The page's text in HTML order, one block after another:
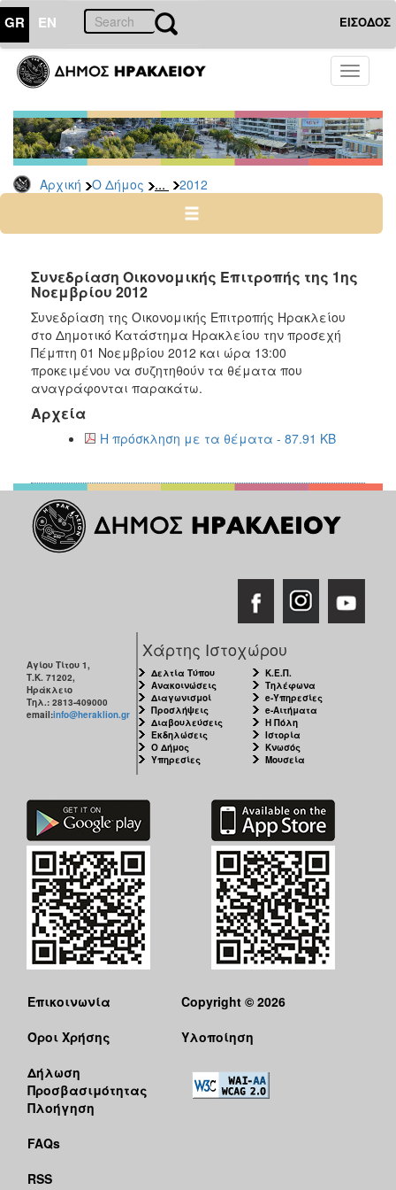
GR EN ΕΙΣΟΔΟΣ
Toggle
Αρχική Ο Δήμος ... 2012
ΔΗΜΟΣ
Δελτία
Τύπου
Αρχείο
2026
2024
2022
2021
2020
2019
2018
2017
2015
2013
2012
ΤΟΠΟΣ
ΑΝΘΕΚΤΙΚΗ
Συνεδρίαση Οικονομικής Επιτροπής της 1ης
Νοεμβρίου 2012
Συνεδρίαση της Οικονομικής Επιτροπής Ηρακλείου
στο Δημοτικό Κατάστημα Ηρακλείου την προσεχή
Πέμπτη 01 Νοεμβρίου 2012 και ώρα 13:00
προκειμένου να συζητηθούν τα θέματα που
αναγράφονται παρακάτω.
Αρχεία
Η πρόσκληση με τα θέματα - 87.91 KB
Αγίου Τίτου 1,
Τ.Κ. 71202,
Ηράκλειο
Τηλ.: 2813-409000
email:info@heraklion.gr
Χάρτης Ιστοχώρου
Δελτία Τύπου
Ανακοινώσεις
Διαγωνισμοί
Προσλήψεις
Διαβουλεύσεις
Εκδηλώσεις
Ο Δήμος
Υπηρεσίες
Κ.Ε.Π.
Τηλέφωνα
e-Υπηρεσίες
e-Αιτήματα
Η Πόλη
Ιστορία
Κνωσός
Μουσεία
Επικοινωνία
Όροι Χρήσης
Δήλωση
Προσβασιμότητας
Πλοήγηση
FAQs
RSS
Copyright © 2026
Υλοποίηση